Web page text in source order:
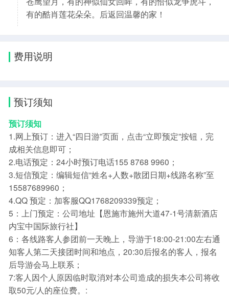
有的酷肖莲花朵朵。后返回温馨的家！
费用说明
预订须知
预订须知
1.网上预订：进入“四日游”页面，点击“立即预定”按钮，完
成相关信息即可；
2.电话预定：24小时预订电话155 8768 9960；
3.短信预定：编辑短信“姓名+人数+散团日期+线路名称”至
15587689960；
4.QQ 预定：加客服QQ1768209339预定；
5：上门预定：公司地址【恩施市施州大道47-1号清新酒店
内宝中国际旅行社】
6：各线路客人参团前一天晚上，导游于18:00-21:00左右通
知客人第二天接团时间和地点，20:30后报名的客人，报名
后导游会马上联系；
7:客人因个人原因临时取消对本公司造成的损失本公司将收
取50元/人的座位费。: